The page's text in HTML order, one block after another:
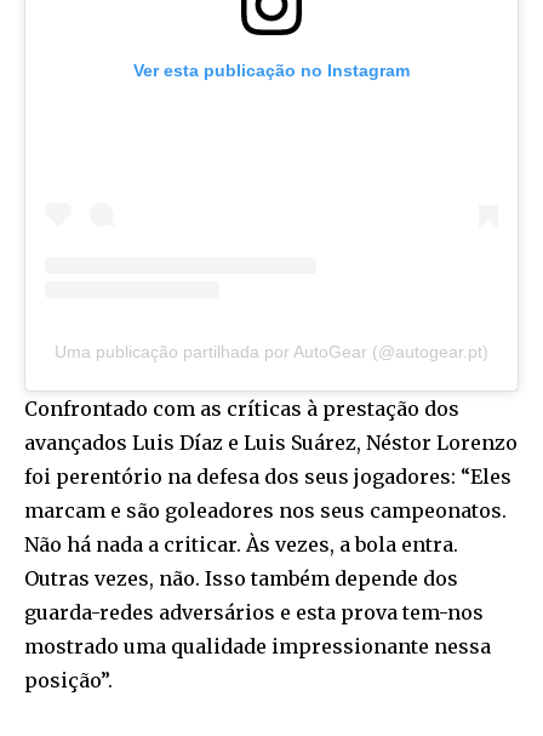
Ver esta publicação no Instagram
Uma publicação partilhada por AutoGear (@autogear.pt)
Confrontado com as críticas à prestação dos
avançados Luis Díaz e Luis Suárez, Néstor Lorenzo
foi perentório na defesa dos seus jogadores: “Eles
marcam e são goleadores nos seus campeonatos.
Não há nada a criticar. Às vezes, a bola entra.
Outras vezes, não. Isso também depende dos
guarda-redes adversários e esta prova tem-nos
mostrado uma qualidade impressionante nessa
posição”.